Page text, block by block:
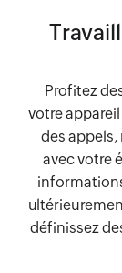
Profitez
votre
des
avec votre
définissez